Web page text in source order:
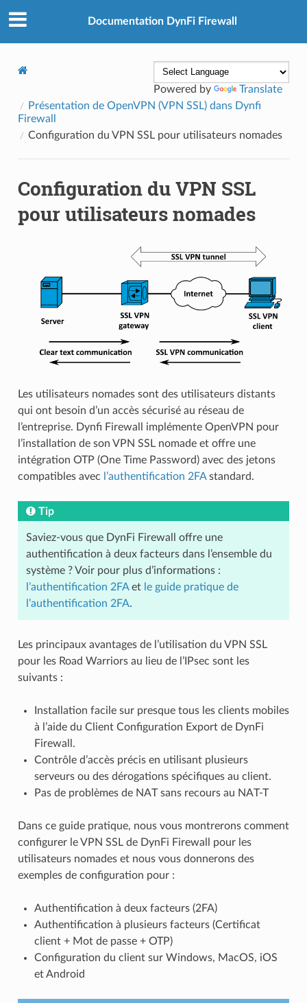
Documentation DynFi Firewall
Powered by
Translate
Présentation de OpenVPN (VPN SSL) dans Dynfi
Firewall
Configuration du VPN SSL pour utilisateurs nomades
Configuration du VPN SSL
pour utilisateurs nomades
Les utilisateurs nomades sont des utilisateurs distants
qui ont besoin d’un accès sécurisé au réseau de
l’entreprise. Dynfi Firewall implémente OpenVPN pour
l’installation de son VPN SSL nomade et offre une
intégration OTP (One Time Password) avec des jetons
compatibles avec
l’authentification 2FAstandard.
Tip
Saviez-vous que DynFi Firewall offre une
authentification à deux facteurs dans l’ensemble du
système ? Voir pour plus d’informations :
l’authentification 2FAet le guide pratique de
l’authentification 2FA.
Les principaux avantages de l’utilisation du VPN SSL
pour les Road Warriors au lieu de l’IPsec sont les
suivants :
Installation facile sur presque tous les clients mobiles
à l’aide du Client Configuration Export de DynFi
Firewall.
Contrôle d’accès précis en utilisant plusieurs
serveurs ou des dérogations spécifiques au client.
Pas de problèmes de NAT sans recours au NAT-T
Dans ce guide pratique, nous vous montrerons comment
configurer le VPN SSL de DynFi Firewall pour les
utilisateurs nomades et nous vous donnerons des
exemples de configuration pour :
Authentification à deux facteurs (2FA)
Authentification à plusieurs facteurs (Certificat
client + Mot de passe + OTP)
Configuration du client sur Windows, MacOS, iOS
et Android